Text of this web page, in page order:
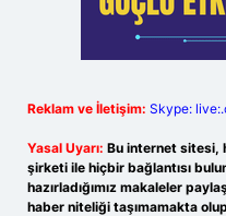
Reklam ve İletişim: Skype:
Yasal Uyarı: Bu internet sitesi,
şirketi ile hiçbir bağlantısı
hazırladığımız makaleler
haber niteliği taşımamakta